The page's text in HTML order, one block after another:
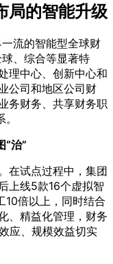
局的智能升级
流的智能型全球财
、综合等显著特
理中心、创新中心和
公司和地区公司财
务财务、共享财务职
“治”
在试点过程中，集团
上线5款16个虚拟智
10倍以上，同时结合
、精益化管理，财务
应、规模效益切实